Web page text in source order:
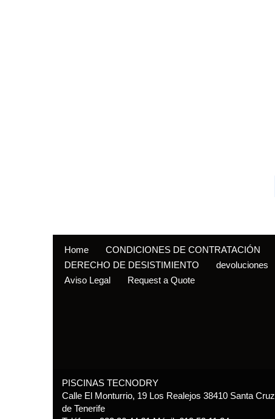
Home
CONDICIONES DE CONTRATACIÓN
DERECHO DE DESISTIMIENTO
devoluciones
Aviso Legal
Request a Quote
PISCINAS TECNODRY
Calle El Monturrio, 19 Los Realejos 38410 Santa Cruz
de Tenerife